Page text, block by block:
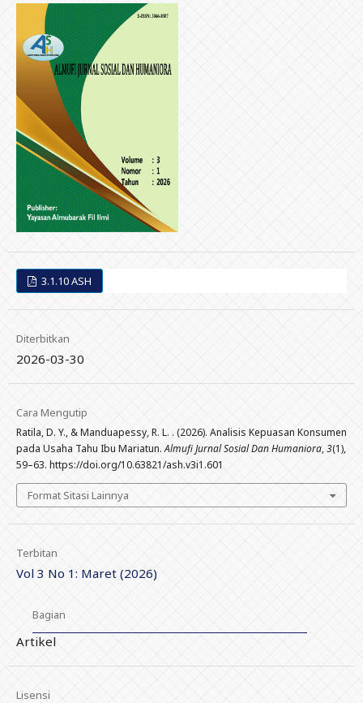
3.1.10 ASH
Diterbitkan
2026-03-30
Cara Mengutip
Ratila, D. Y., & Manduapessy, R. L. . (2026). Analisis Kepuasan Konsumen
pada Usaha Tahu Ibu Mariatun.Almufi Jurnal Sosial Dan Humaniora,3(1),
59–63. https://doi.org/10.63821/ash.v3i1.601
Format Sitasi Lainnya
Terbitan
Vol 3 No 1: Maret (2026)
Bagian
Artikel
Lisensi